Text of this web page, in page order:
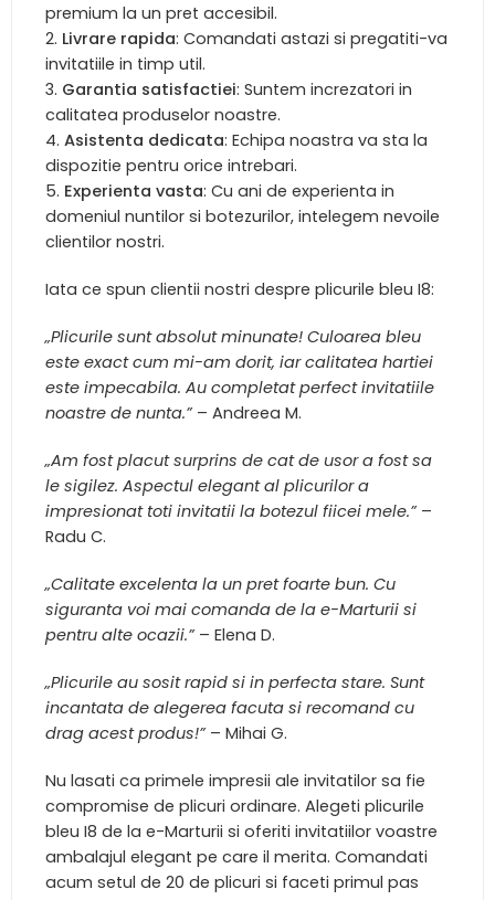
premium la un pret accesibil.
Livrare rapida: Comandati astazi si pregatiti-va
invitatiile in timp util.
Garantia satisfactiei: Suntem increzatori in
calitatea produselor noastre.
Asistenta dedicata: Echipa noastra va sta la
dispozitie pentru orice intrebari.
Experienta vasta: Cu ani de experienta in
domeniul nuntilor si botezurilor, intelegem nevoile
clientilor nostri.
Iata ce spun clientii nostri despre plicurile bleu I8:
„Plicurile sunt absolut minunate! Culoarea bleu
este exact cum mi-am dorit, iar calitatea hartiei
este impecabila. Au completat perfect invitatiile
noastre de nunta.”– Andreea M.
„Am fost placut surprins de cat de usor a fost sa
le sigilez. Aspectul elegant al plicurilor a
impresionat toti invitatii la botezul fiicei mele.”–
Radu C.
„Calitate excelenta la un pret foarte bun. Cu
siguranta voi mai comanda de la e-Marturii si
pentru alte ocazii.”– Elena D.
„Plicurile au sosit rapid si in perfecta stare. Sunt
incantata de alegerea facuta si recomand cu
drag acest produs!”– Mihai G.
Nu lasati ca primele impresii ale invitatilor sa fie
compromise de plicuri ordinare. Alegeti plicurile
bleu I8 de la e-Marturii si oferiti invitatiilor voastre
ambalajul elegant pe care il merita. Comandati
acum setul de 20 de plicuri si faceti primul pas